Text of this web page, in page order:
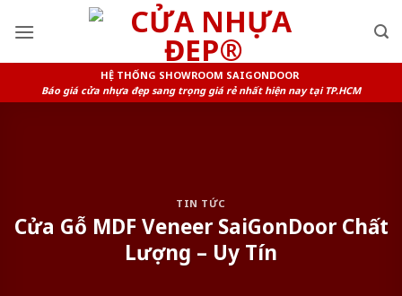
HỆ THỐNG SHOWROOM SAIGONDOOR
Báo giá cửa nhựa đẹp sang trọng giá rẻ nhất hiện nay tại TP.HCM
TIN TỨC
Cửa Gỗ MDF Veneer SaiGonDoor Chất
Lượng – Uy Tín